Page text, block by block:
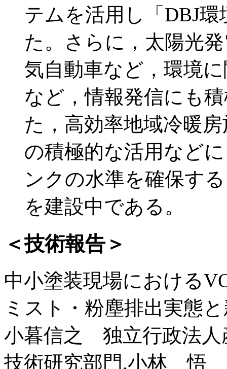
テムを活用し「DBJ
た。さらに，太陽光
気自動車など，環境
など，情報発信にも
た，高効率地域冷暖
の積極的な活用など
ンクの水準を確保す
を建設中である。
＜技術報告＞
中小塗装現場における
ミスト・粉塵排出実態
小暮信之 独立行政法人
技術研究部門,小林 悟